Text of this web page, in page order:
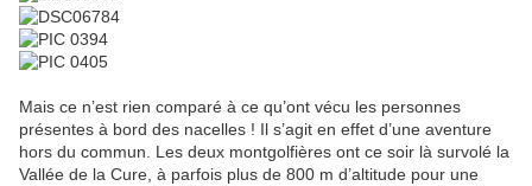
Mais ce n’est rien comparé à ce qu’ont vécu les personnes
présentes à bord des nacelles ! Il s’agit en effet d’une aventure
hors du commun. Les deux montgolfières ont ce soir là survolé la
Vallée de la Cure, à parfois plus de 800 m d’altitude pour une